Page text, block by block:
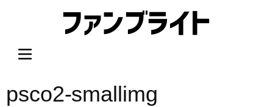
プ
psco2-smallimg